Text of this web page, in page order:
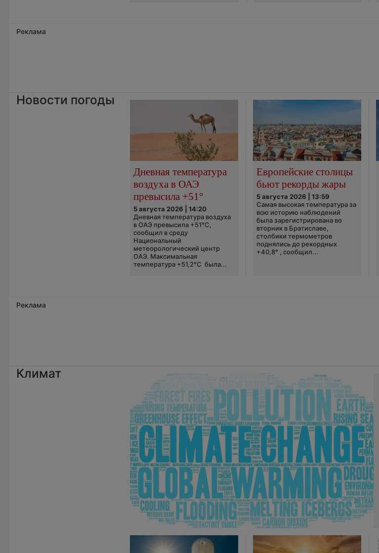
Реклама
Новости погоды
Дневная температура
воздуха в ОАЭ
превысила +51°
5 августа 2026 | 14:20
Дневная температура воздуха
в ОАЭ превысила +51°C,
сообщил в среду
Национальный
метеорологический центр
ОАЭ. Максимальная
температура +51,2°C была...
Европейские столицы
бьют рекорды жары
5 августа 2026 | 13:59
Самая высокая температура за
всю историю наблюдений
была зарегистрирована во
вторник в Братиславе,
столбики термометров
поднялись до рекордных
+40,8° , сообщил...
Реклама
Климат